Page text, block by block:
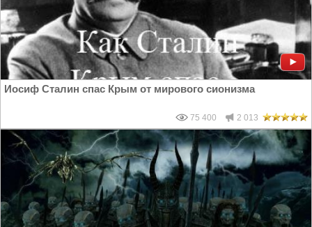
Иосиф Сталин спас Крым от мирового сионизма
75 400 2 013